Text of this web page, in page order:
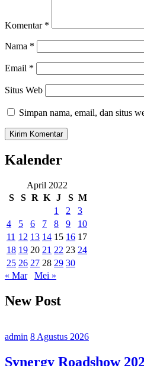
Komentar *
Nama *
Email *
Situs Web
Simpan nama, email, dan situs
Kalender
April 2022
S
S R K J S M
1
2
3
4
5 6 7 8 9
10
11 12 13 14 15 16 17
18 19 20 21 22 23 24
25 26 27 28 29 30
« Mar
Mei »
New Post
admin 8 Agustus 2026
Synergy Roadshow